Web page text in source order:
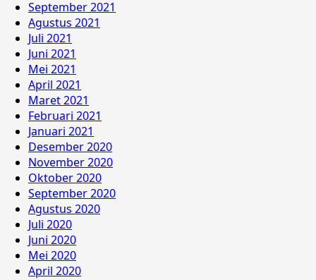
September 2021
Agustus 2021
Juli 2021
Juni 2021
Mei 2021
April 2021
Maret 2021
Februari 2021
Januari 2021
Desember 2020
November 2020
Oktober 2020
September 2020
Agustus 2020
Juli 2020
Juni 2020
Mei 2020
April 2020